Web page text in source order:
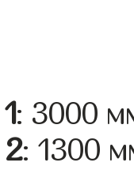
: 3000
2: 1300